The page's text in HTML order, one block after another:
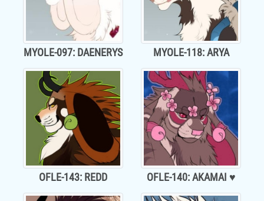
MYOLE-097: DAENERYS MYOLE-118: ARYA
OFLE-143: REDD OFLE-140: AKAMAI ♥